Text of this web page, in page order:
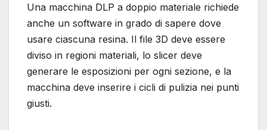
Una macchina DLP a doppio materiale richiede
anche un software in grado di sapere dove
usare ciascuna resina. Il file 3D deve essere
diviso in regioni materiali, lo slicer deve
generare le esposizioni per ogni sezione, e la
macchina deve inserire i cicli di pulizia nei punti
giusti.